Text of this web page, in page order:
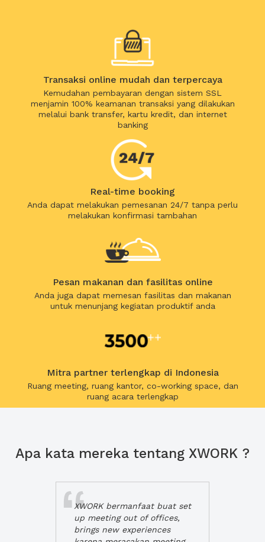
Transaksi online mudah dan terpercaya
Kemudahan pembayaran dengan sistem SSL
menjamin 100% keamanan transaksi yang dilakukan
melalui bank transfer, kartu kredit, dan internet
banking
Real-time booking
Anda dapat melakukan pemesanan 24/7 tanpa perlu
melakukan konfirmasi tambahan
Pesan makanan dan fasilitas online
Anda juga dapat memesan fasilitas dan makanan
untuk menunjang kegiatan produktif anda
Mitra partner terlengkap di Indonesia
Ruang meeting, ruang kantor, co-working space, dan
ruang acara terlengkap
Apa kata mereka tentang XWORK ?
XWORK bermanfaat buat set
up meeting out of offices,
brings new experiences